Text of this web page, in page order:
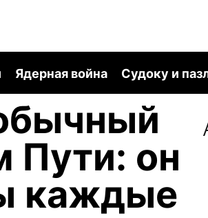
Ядерная война Судоку и
Пути: он
каждые